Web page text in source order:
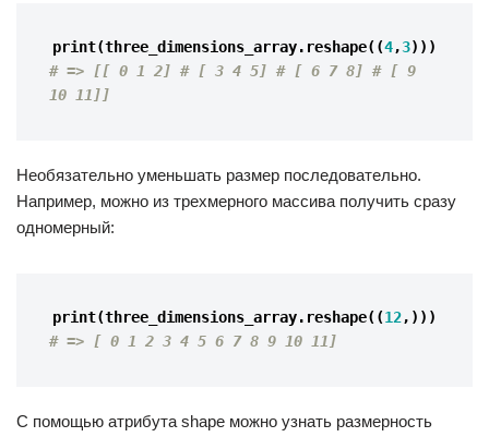
print(three_dimensions_array. reshape((4,3)))
# => [[ 0 1 2] # [ 3 4 5] # [ 6 7 8] # [ 9
10 11]]
Необязательно уменьшать размер последовательно.
Например, можно из трехмерного массива получить сразу
одномерный:
print(three_dimensions_array. reshape((12,)))
# => [ 0 1 2 3 4 5 6 7 8 9 10 11]
С помощью атрибута shape можно узнать размерность